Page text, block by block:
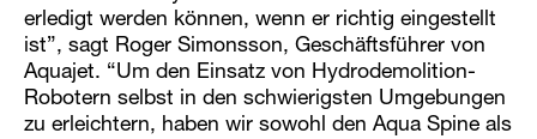
erledigt werden können, wenn er richtig eingestellt
ist”, sagt Roger Simonsson, Geschäftsführer von
Aquajet. “Um den Einsatz von Hydrodemolition-
Robotern selbst in den schwierigsten Umgebungen
zu erleichtern, haben wir sowohl den Aqua Spine als